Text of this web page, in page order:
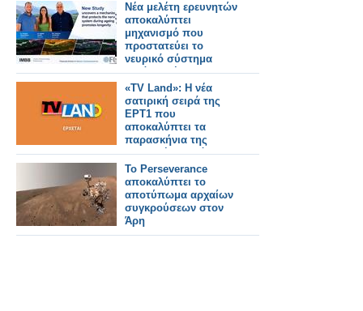
Νέα μελέτη ερευνητών
αποκαλύπτει
μηχανισμό που
προστατεύει το
νευρικό σύστημα
κατά τη γήρανση και
προάγει τη μακροζωία
«TV Land»: Η νέα
σατιρική σειρά της
ΕΡΤ1 που
αποκαλύπτει τα
παρασκήνια της
ελληνικής τηλεόρασης
- Δείτε το τρέιλερ
Το Perseverance
αποκαλύπτει το
αποτύπωμα αρχαίων
συγκρούσεων στον
Άρη